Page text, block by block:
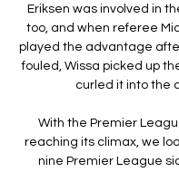
Eriksen was involved in
too, and when referee
played the advantage
fouled, Wissa picked up
curled it into the
With the Premier
reaching its climax, we
nine Premier League